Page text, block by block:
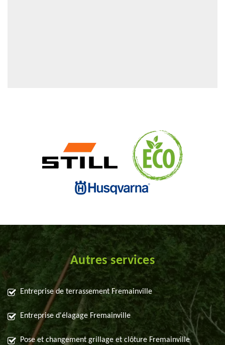
Autres services
Entreprise de terrassement Fremainville
Entreprise d'élagage Fremainville
Pose et changement grillage et clôture Fremainville